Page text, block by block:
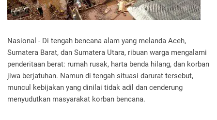
Nasional - Di tengah bencana alam yang melanda Aceh,
Sumatera Barat, dan Sumatera Utara, ribuan warga mengalami
penderitaan berat: rumah rusak, harta benda hilang, dan korban
jiwa berjatuhan. Namun di tengah situasi darurat tersebut,
muncul kebijakan yang dinilai tidak adil dan cenderung
menyudutkan masyarakat korban bencana.